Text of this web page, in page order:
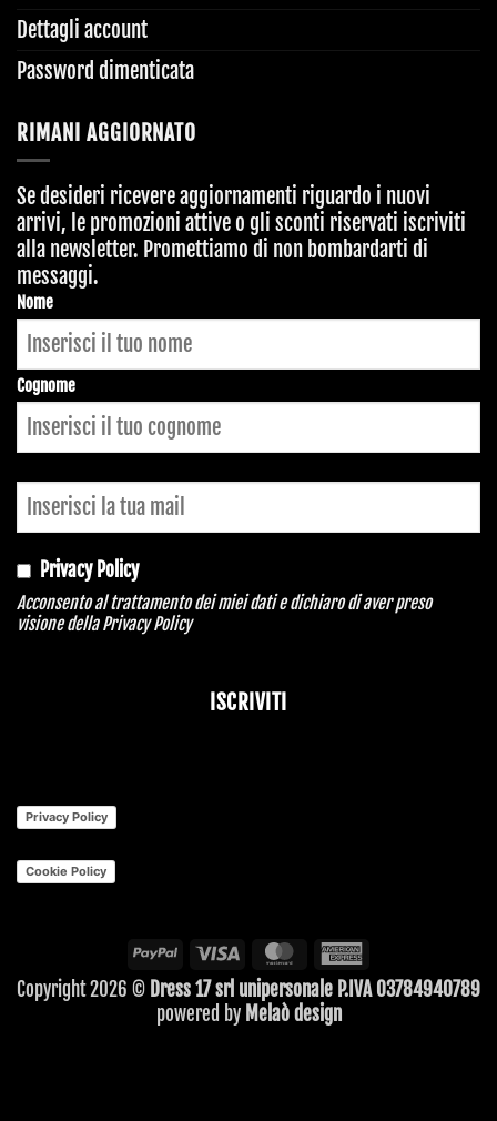
Dettagli account
Password dimenticata
RIMANI AGGIORNATO
Se desideri ricevere aggiornamenti riguardo i nuovi
arrivi, le promozioni attive o gli sconti riservati iscriviti
alla newsletter. Promettiamo di non bombardarti di
messaggi.
Company
Name *
Nome
Cognome
Privacy Policy
Acconsento al trattamento dei miei dati e dichiaro di aver preso
visione dellaPrivacy Policy
ISCRIVITI
Privacy Policy
Cookie Policy
PayPal Visa MasterCard
Express
Copyright 2026 © Dress 17 srl unipersonale P.IVA 03784940789
powered by Melaò design